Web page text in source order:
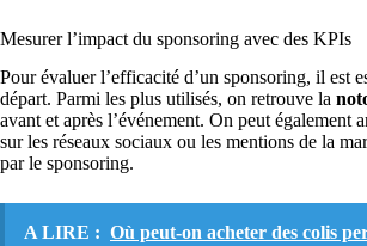
Mesurer l’impact du sponsoring avec des KPIs
Pour évaluer l’efficacité d’un sponsoring, il est
départ. Parmi les plus utilisés, on retrouve la
avant et après l’événement. On peut également
sur les réseaux sociaux ou les mentions de la
par le sponsoring.
A LIRE : Où peut-on acheter des colis